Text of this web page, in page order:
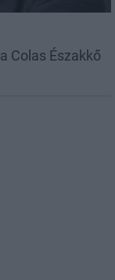
Colas Északkő